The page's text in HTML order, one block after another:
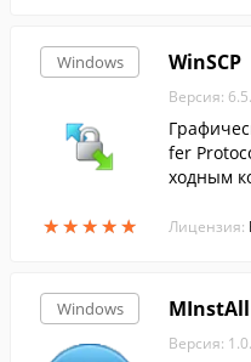
Windows
★★★★★
★★★★★
WinSCP
Версия:
fer
ходным
Лицензия:
Windows MInstAll
Версия: